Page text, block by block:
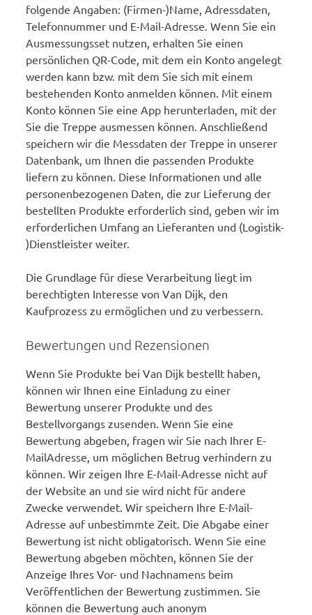
folgende Angaben: (Firmen-)Name, Adressdaten,
Telefonnummer und E-Mail-Adresse. Wenn Sie ein
Ausmessungsset nutzen, erhalten Sie einen
persönlichen QR-Code, mit dem ein Konto angelegt
werden kann bzw. mit dem Sie sich mit einem
bestehenden Konto anmelden können. Mit einem
Konto können Sie eine App herunterladen, mit der
Sie die Treppe ausmessen können. Anschließend
speichern wir die Messdaten der Treppe in unserer
Datenbank, um Ihnen die passenden Produkte
liefern zu können. Diese Informationen und alle
personenbezogenen Daten, die zur Lieferung der
bestellten Produkte erforderlich sind, geben wir im
erforderlichen Umfang an Lieferanten und (Logistik-
)Dienstleister weiter.
Die Grundlage für diese Verarbeitung liegt im
berechtigten Interesse von Van Dijk, den
Kaufprozess zu ermöglichen und zu verbessern.
Bewertungen und Rezensionen
Wenn Sie Produkte bei Van Dijk bestellt haben,
können wir Ihnen eine Einladung zu einer
Bewertung unserer Produkte und des
Bestellvorgangs zusenden. Wenn Sie eine
Bewertung abgeben, fragen wir Sie nach Ihrer E-
MailAdresse, um möglichen Betrug verhindern zu
können. Wir zeigen Ihre E-Mail-Adresse nicht auf
der Website an und sie wird nicht für andere
Zwecke verwendet. Wir speichern Ihre E-Mail-
Adresse auf unbestimmte Zeit. Die Abgabe einer
Bewertung ist nicht obligatorisch. Wenn Sie eine
Bewertung abgeben möchten, können Sie der
Anzeige Ihres Vor- und Nachnamens beim
Veröffentlichen der Bewertung zustimmen. Sie
können die Bewertung auch anonym